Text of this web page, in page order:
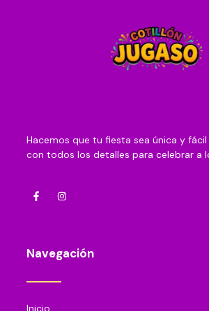
Hacemos que tu fiesta sea única y
con todos los detalles para celebrar a
Navegación
Inicio